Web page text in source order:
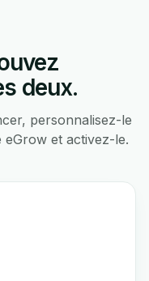
deux.
personnalisez-le
et activez-le.